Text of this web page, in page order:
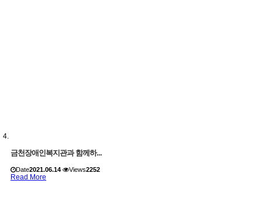
금천장애인복지관과 함께하...
Date2021.06.14 Views2252
Read More